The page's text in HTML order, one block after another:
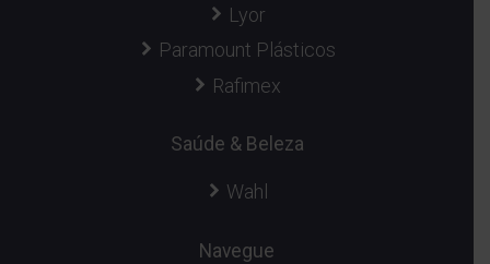
Lyor
Paramount Plásticos
Rafimex
Saúde & Beleza
Wahl
Navegue